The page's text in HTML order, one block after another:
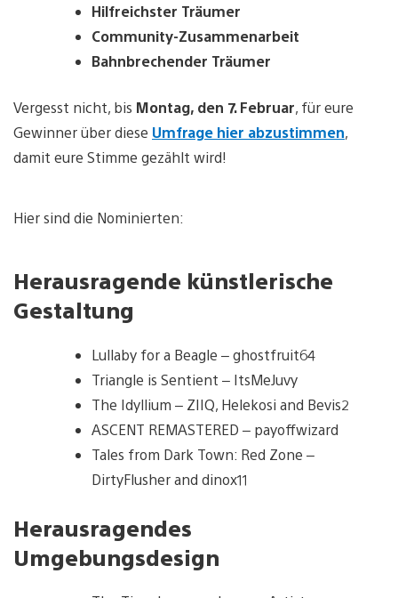
Hilfreichster Träumer
Community-Zusammenarbeit
Bahnbrechender Träumer
Vergesst nicht, bis Montag, den 7. Februar, für eure
Gewinner über diese Umfrage hier abzustimmen,
damit eure Stimme gezählt wird!
Hier sind die Nominierten:
Herausragende künstlerische
Gestaltung
Lullaby for a Beagle – ghostfruit64
Triangle is Sentient – ItsMeJuvy
The Idyllium – ZIIQ, Helekosi and Bevis2
ASCENT REMASTERED – payoffwizard
Tales from Dark Town: Red Zone –
DirtyFlusher and dinox11
Herausragendes
Umgebungsdesign